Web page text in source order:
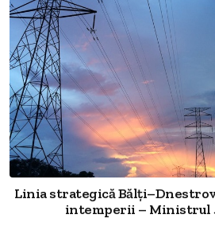
Linia strategică
intemperii – Ministrul